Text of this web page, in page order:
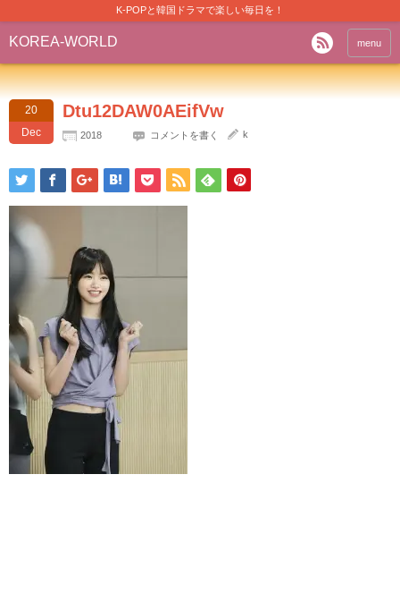
K-POPと韓国ドラマで楽しい毎日を！
KOREA-WORLD menu
20
Dec
Dtu12DAW0AEifVw
2018 コメントを書く k